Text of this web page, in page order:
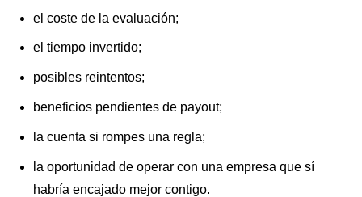
el coste de la evaluación;
el tiempo invertido;
posibles reintentos;
beneficios pendientes de payout;
la cuenta si rompes una regla;
la oportunidad de operar con una empresa que sí
habría encajado mejor contigo.